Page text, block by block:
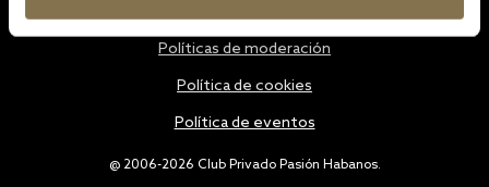
@ 2006-2026 Club Privado Pasión Habanos.
Políticas de moderación
Política de cookies
Política de eventos